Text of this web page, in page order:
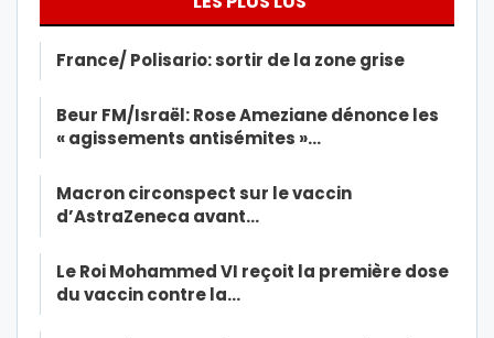
France/ Polisario: sortir de la zone grise
Beur FM/Israël: Rose Ameziane dénonce les
« agissements antisémites »…
Macron circonspect sur le vaccin
d’AstraZeneca avant…
Le Roi Mohammed VI reçoit la première dose
du vaccin contre la…